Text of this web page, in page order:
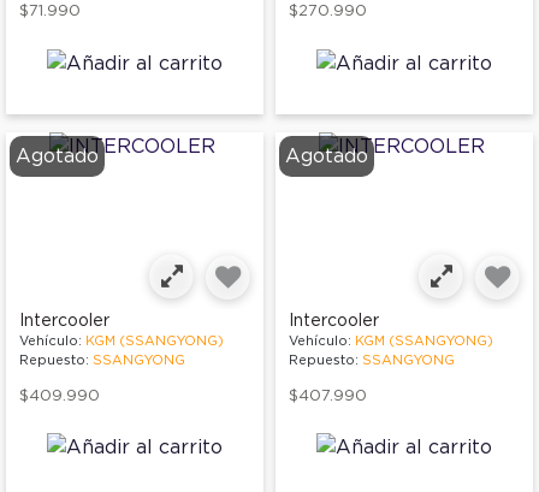
$71.990 $270.990
Agotado
Intercooler
Vehículo: KGM (SSANGYONG)
Repuesto: SSANGYONG
$409.990
Agotado
Intercooler
Vehículo: KGM (SSANGYONG)
Repuesto: SSANGYONG
$407.990